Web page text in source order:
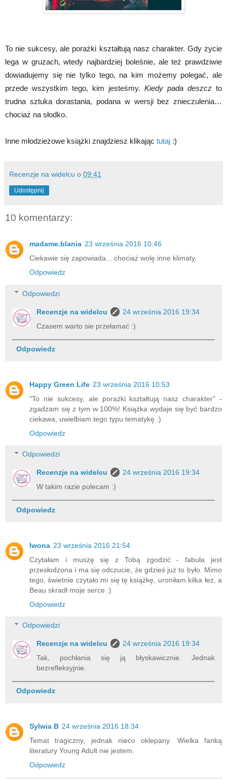
To nie sukcesy, ale porażki kształtują nasz charakter. Gdy życie
lega w gruzach, wtedy najbardziej boleśnie, ale też prawdziwie
dowiadujemy się nie tylko tego, na kim możemy polegać, ale
przede wszystkim tego, kim jesteśmy. Kiedy pada deszcz to
trudna sztuka dorastania, podana w wersji bez znieczulenia…
chociaż na słodko.
Inne młodzieżowe książki znajdziesz klikając tutaj :)
Recenzje na widelcu o 09:41
Udostępnij
10 komentarzy:
madame.blania 23 września 2016 10:46
Ciekawie się zapowiada... chociaż wolę inne klimaty.
Odpowiedz
Odpowiedzi
Recenzje na widelcu
24 września 2016 19:34
Czasem warto sie przełamać :)
Odpowiedz
Happy Green Life 23 września 2016 10:53
"To nie sukcesy, ale porażki kształtują nasz charakter" -
zgadzam się z tym w 100%! Książka wydaje się być bardzo
ciekawa, uwielbiam tego typu tematykę :)
Odpowiedz
Odpowiedzi
Recenzje na widelcu
24 września 2016 19:34
W takim razie polecam :)
Odpowiedz
Iwona 23 września 2016 21:54
Czytałam i muszę się z Tobą zgodzić - fabuła jest
przesłodzona i ma się odczucie, że gdzieś już to było. Mimo
tego, świetnie czytało mi się tę książkę, uroniłam kilka łez, a
Beau skradł moje serce :)
Odpowiedz
Odpowiedzi
Recenzje na widelcu
24 września 2016 19:34
Tak, pochłania się ją błyskawicznie. Jednak
bezrefleksyjnie.
Odpowiedz
Sylwia B 24 września 2016 18:34
Temat tragiczny, jednak nieco oklepany. Wielka fanką
literatury Young Adult nie jestem.
Odpowiedz